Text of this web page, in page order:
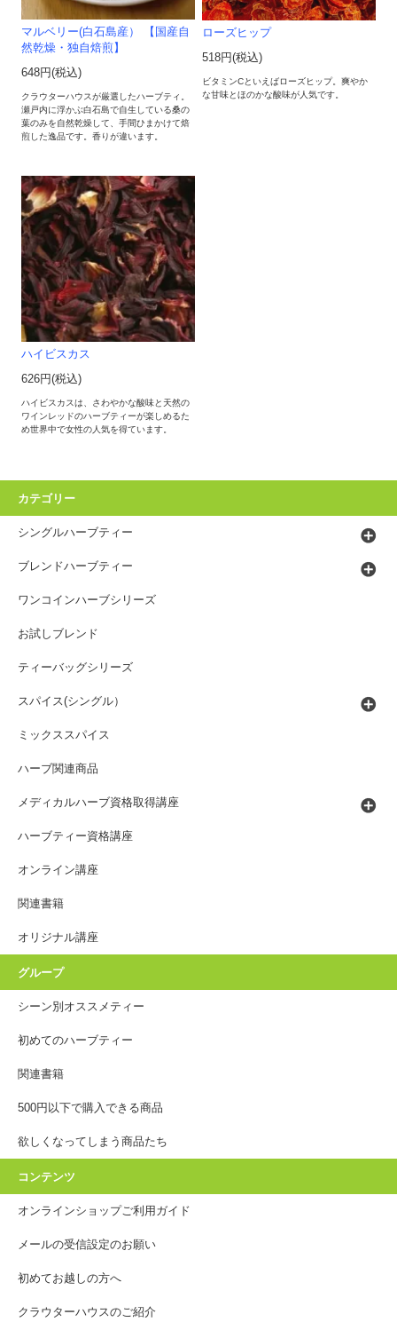
マルベリー(白石島産） 【国産自
然乾燥・独自焙煎】
648円(税込)
クラウターハウスが厳選したハーブティ。
瀬戸内に浮かぶ白石島で自生している桑の
葉のみを自然乾燥して、手間ひまかけて焙
煎した逸品です。香りが違います。
ローズヒップ
518円(税込)
ビタミンCといえばローズヒップ。爽やか
な甘味とほのかな酸味が人気です。
ハイビスカス
626円(税込)
ハイビスカスは、さわやかな酸味と天然の
ワインレッドのハーブティーが楽しめるた
め世界中で女性の人気を得ています。
カテゴリー
シングルハーブティー
ブレンドハーブティー
ワンコインハーブシリーズ
お試しブレンド
ティーバッグシリーズ
スパイス(シングル）
ミックススパイス
ハーブ関連商品
メディカルハーブ資格取得講座
ハーブティー資格講座
オンライン講座
関連書籍
オリジナル講座
グループ
シーン別オススメティー
初めてのハーブティー
関連書籍
500円以下で購入できる商品
欲しくなってしまう商品たち
コンテンツ
オンラインショップご利用ガイド
メールの受信設定のお願い
初めてお越しの方へ
クラウターハウスのご紹介